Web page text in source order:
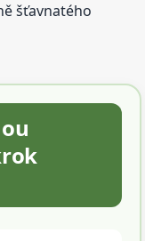
šťavnatého